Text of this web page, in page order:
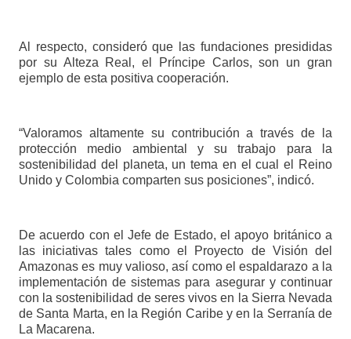
Al respecto, consideró que las fundaciones presididas
por su Alteza Real, el Príncipe Carlos, son un gran
ejemplo de esta positiva cooperación.
“Valoramos altamente su contribución a través de la
protección medio ambiental y su trabajo para la
sostenibilidad del planeta, un tema en el cual el Reino
Unido y Colombia comparten sus posiciones”, indicó.
De acuerdo con el Jefe de Estado, el apoyo británico a
las iniciativas tales como el Proyecto de Visión del
Amazonas es muy valioso, así como el espaldarazo a la
implementación de sistemas para asegurar y continuar
con la sostenibilidad de seres vivos en la Sierra Nevada
de Santa Marta, en la Región Caribe y en la Serranía de
La Macarena.